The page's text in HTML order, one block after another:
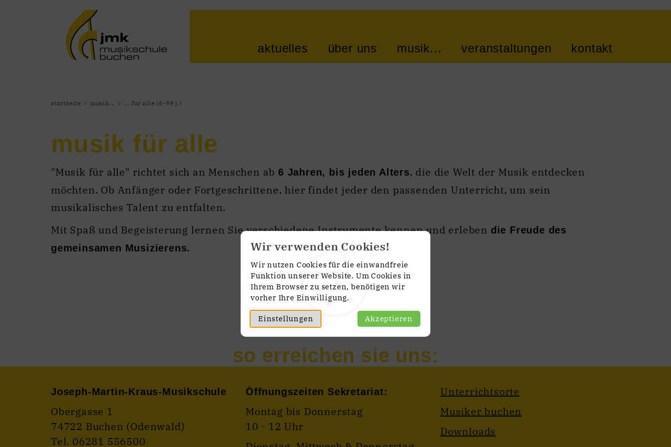
Wir verwenden Cookies!
Wir nutzen Cookies für die einwandfreie
Funktion unserer Website. Um Cookies in
Ihrem Browser zu setzen, benötigen wir
vorher Ihre Einwilligung.
Einstellungen Akzeptieren
aktuelles über uns musik... veranstaltungen kontakt
startseite musik... ... für alle (6-99 j.)
musik für alle
"Musik für alle" richtet sich an Menschen ab 6 Jahren, bis jeden Alters, die die Welt der Musik entdecken
möchten. Ob Anfänger oder Fortgeschrittene, hier findet jeder den passenden Unterricht, um sein
musikalisches Talent zu entfalten.
Mit Spaß und Begeisterung lernen Sie verschiedene Instrumente kennen und erleben die Freude des
gemeinsamen Musizierens.
Keine Einträge vorhanden.
Joseph-Martin-Kraus-Musikschule
Obergasse 1
74722 Buchen (Odenwald)
Tel. 06281 556500
Öffnungszeiten Sekretariat:
Montag bis Donnerstag
10 - 12 Uhr
Unterrichtsorte
Musiker buchen
Downloads